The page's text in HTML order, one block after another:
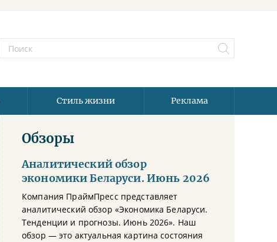
Стиль жизни Реклама
Обзоры
Аналитический обзор
экономики Беларуси. Июнь 2026
Компания ПраймПресс представляет
аналитический обзор «Экономика Беларуси.
Тенденции и прогнозы. Июнь 2026». Наш
обзор — это актуальная картина состояния